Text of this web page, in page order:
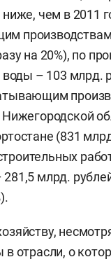
чем в 2011
на 20%), по
воды – 103 млрд.
(831
млрд.
отрасли, о